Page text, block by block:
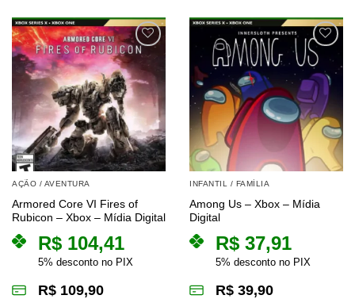
AÇÃO / AVENTURA
Armored Core VI Fires of
Rubicon – Xbox – Mídia Digital
R$ 104,41
5% desconto no PIX
R$ 109,90
INFANTIL / FAMÍLIA
Among Us – Xbox – Mídia
Digital
R$ 37,91
5% desconto no PIX
R$ 39,90